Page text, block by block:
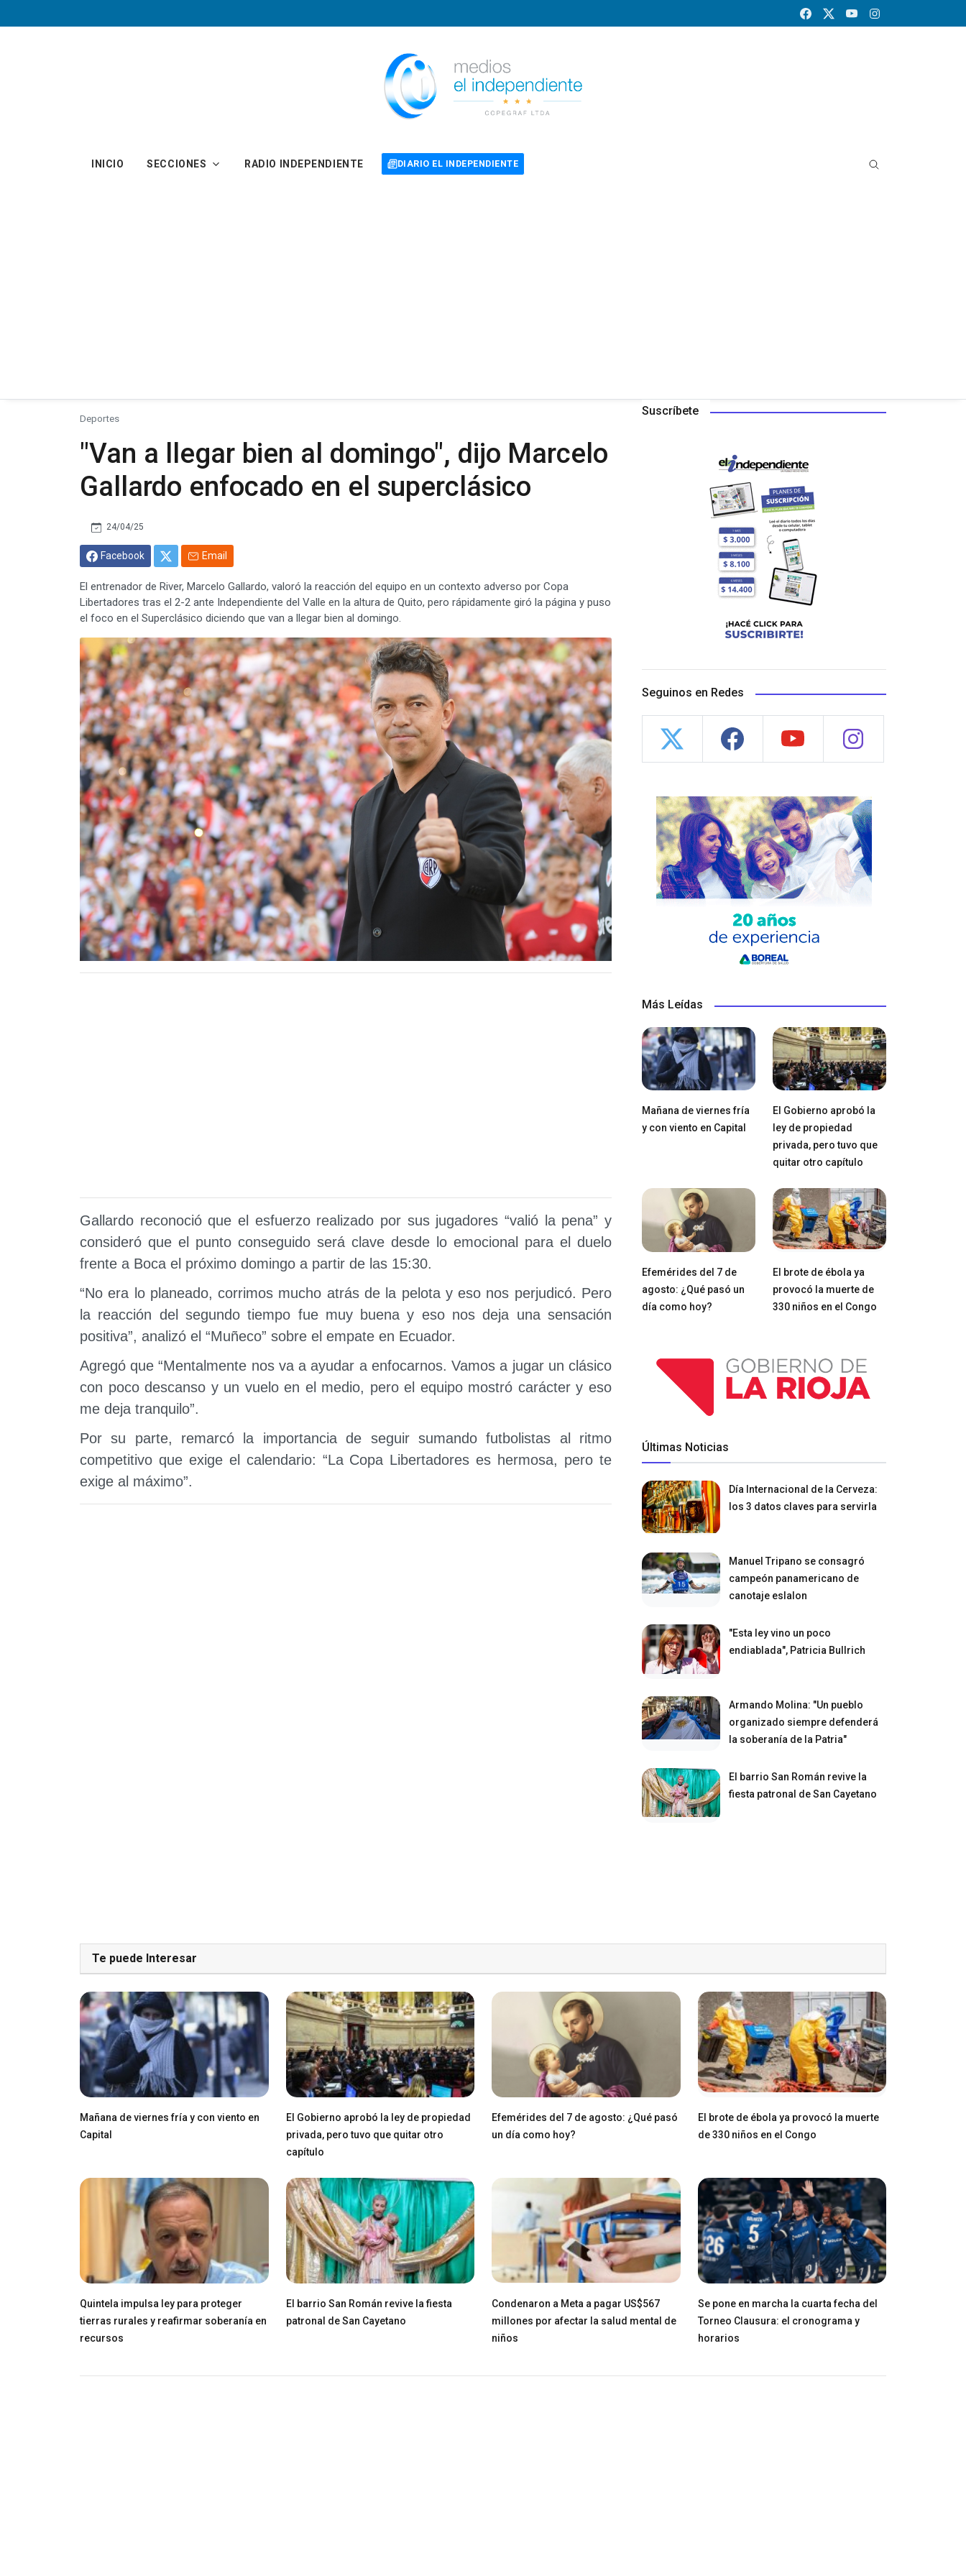
INICIO SECCIONES RADIO INDEPENDIENTE DIARIO EL INDEPENDIENTE
Deportes
"Van a llegar bien al domingo", dijo Marcelo
Gallardo enfocado en el superclásico
24/04/25
Facebook Email
El entrenador de River, Marcelo Gallardo, valoró la reacción del equipo en un contexto adverso por Copa
Libertadores tras el 2-2 ante Independiente del Valle en la altura de Quito, pero rápidamente giró la página y puso
el foco en el Superclásico diciendo que van a llegar bien al domingo.
Gallardo reconoció que el esfuerzo realizado por sus jugadores “valió la pena” y
consideró que el punto conseguido será clave desde lo emocional para el duelo
frente a Boca el próximo domingo a partir de las 15:30.
“No era lo planeado, corrimos mucho atrás de la pelota y eso nos perjudicó. Pero
la reacción del segundo tiempo fue muy buena y eso nos deja una sensación
positiva”, analizó el “Muñeco” sobre el empate en Ecuador.
Agregó que “Mentalmente nos va a ayudar a enfocarnos. Vamos a jugar un clásico
con poco descanso y un vuelo en el medio, pero el equipo mostró carácter y eso
me deja tranquilo”.
Por su parte, remarcó la importancia de seguir sumando futbolistas al ritmo
competitivo que exige el calendario: “La Copa Libertadores es hermosa, pero te
exige al máximo”.
Suscríbete
Seguinos en Redes
Más Leídas
Mañana de viernes fría
y con viento en Capital
El Gobierno aprobó la
ley de propiedad
privada, pero tuvo que
quitar otro capítulo
Efemérides del 7 de
agosto: ¿Qué pasó un
día como hoy?
El brote de ébola ya
provocó la muerte de
330 niños en el Congo
Últimas Noticias
Día Internacional de la Cerveza:
los 3 datos claves para servirla
Manuel Tripano se consagró
campeón panamericano de
canotaje eslalon
"Esta ley vino un poco
endiablada", Patricia Bullrich
Armando Molina: "Un pueblo
organizado siempre defenderá
la soberanía de la Patria"
El barrio San Román revive la
fiesta patronal de San Cayetano
Te puede Interesar
Mañana de viernes fría y con viento en
Capital
El Gobierno aprobó la ley de propiedad
privada, pero tuvo que quitar otro
capítulo
Efemérides del 7 de agosto: ¿Qué pasó
un día como hoy?
El brote de ébola ya provocó la muerte
de 330 niños en el Congo
Quintela impulsa ley para proteger
tierras rurales y reafirmar soberanía en
recursos
El barrio San Román revive la fiesta
patronal de San Cayetano
Condenaron a Meta a pagar US$567
millones por afectar la salud mental de
niños
Se pone en marcha la cuarta fecha del
Torneo Clausura: el cronograma y
horarios